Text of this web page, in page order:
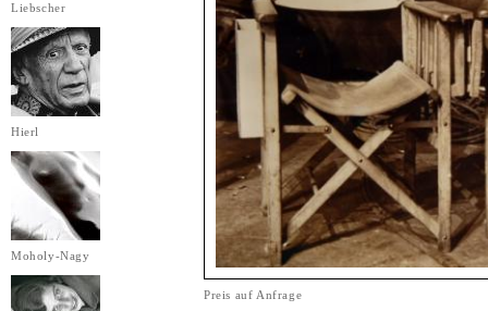
Liebscher
Hierl
Moholy-Nagy
Preis auf Anfrage